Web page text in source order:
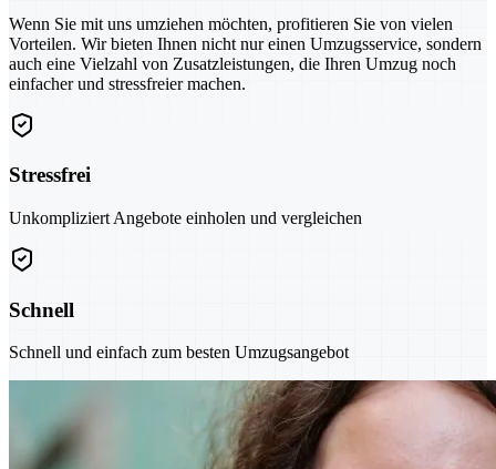
Wenn Sie mit uns umziehen möchten, profitieren Sie von vielen
Vorteilen. Wir bieten Ihnen nicht nur einen Umzugsservice, sondern
auch eine Vielzahl von Zusatzleistungen, die Ihren Umzug noch
einfacher und stressfreier machen.
Stressfrei
Unkompliziert Angebote einholen und vergleichen
Schnell
Schnell und einfach zum besten Umzugsangebot